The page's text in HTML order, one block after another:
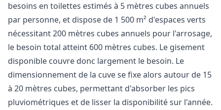
besoins en toilettes estimés à 5 mètres cubes annuels
par personne, et dispose de 1 500 m² d'espaces verts
nécessitant 200 mètres cubes annuels pour l'arrosage,
le besoin total atteint 600 mètres cubes. Le gisement
disponible couvre donc largement le besoin. Le
dimensionnement de la cuve se fixe alors autour de 15
à 20 mètres cubes, permettant d'absorber les pics
pluviométriques et de lisser la disponibilité sur l'année.